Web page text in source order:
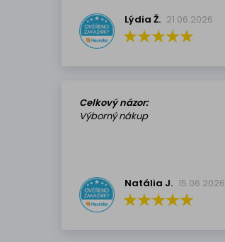
Lýdia Ž. 21.06.2026
Celkový názor:
Výborný nákup
Natália J. 15.06.2026